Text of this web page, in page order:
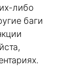
либо
баги